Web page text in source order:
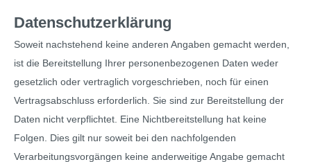
Datenschutzerklärung
Soweit nachstehend keine anderen Angaben gemacht werden,
ist die Bereitstellung Ihrer personenbezogenen Daten weder
gesetzlich oder vertraglich vorgeschrieben, noch für einen
Vertragsabschluss erforderlich. Sie sind zur Bereitstellung der
Daten nicht verpflichtet. Eine Nichtbereitstellung hat keine
Folgen. Dies gilt nur soweit bei den nachfolgenden
Verarbeitungsvorgängen keine anderweitige Angabe gemacht